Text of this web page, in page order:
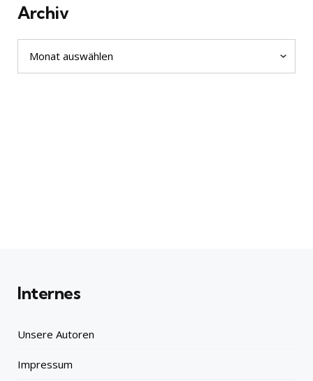
Archiv
Internes
Unsere Autoren
Impressum